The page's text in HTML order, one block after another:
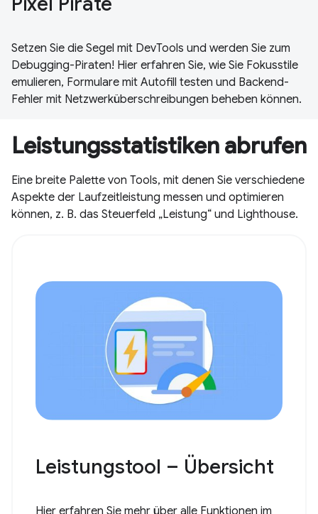
Setzen Sie die Segel mit DevTools und werden Sie zum
Debugging-Piraten! Hier erfahren Sie, wie Sie Fokusstile
emulieren, Formulare mit Autofill testen und Backend-
Fehler mit Netzwerküberschreibungen beheben können.
Leistungsstatistiken abrufen
Eine breite Palette von Tools, mit denen Sie verschiedene
Aspekte der Laufzeitleistung messen und optimieren
können, z. B. das Steuerfeld „Leistung“ und Lighthouse.
Leistungstool – Übersicht